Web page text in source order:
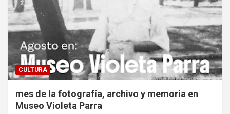
CULTURA
mes de la fotografía, archivo y memoria en
Museo Violeta Parra